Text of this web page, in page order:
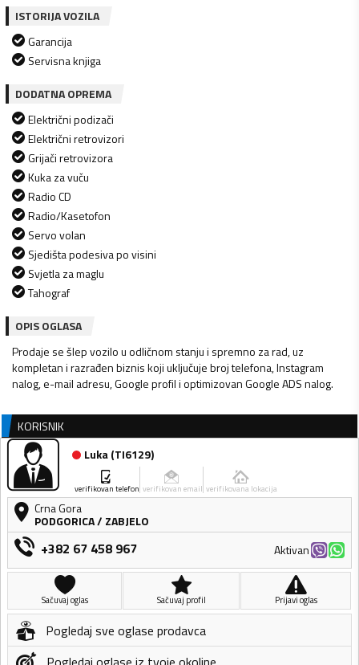
ISTORIJA VOZILA
Garancija
Servisna knjiga
DODATNA OPREMA
Električni podizači
Električni retrovizori
Grijači retrovizora
Kuka za vuču
Radio CD
Radio/Kasetofon
Servo volan
Sjedišta podesiva po visini
Svjetla za maglu
Tahograf
OPIS OGLASA
Prodaje se šlep vozilo u odličnom stanju i spremno za rad, uz
kompletan i razrađen biznis koji uključuje broj telefona, Instagram
KORISNIK
Luka(TI6129)
verifikovan telefon verifikovan email verifikovana lokacija
Crna Gora
PODGORICA/ ZABJELO
+382 67 458 967 Aktivan
Sačuvaj oglas Sačuvaj profil Prijavi oglas
Pogledaj sve oglase prodavca